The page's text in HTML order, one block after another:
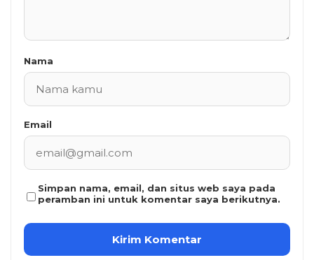
Nama
Email
Simpan nama, email, dan situs web saya pada
peramban ini untuk komentar saya berikutnya.